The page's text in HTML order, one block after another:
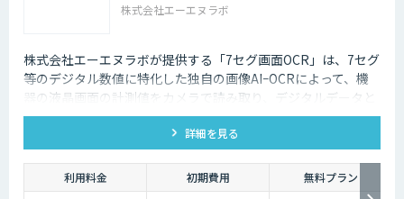
株式会社エーエヌラボ
株式会社エーエヌラボが提供する「7セグ画面OCR」は、7セグ
等のデジタル数値に特化した独自の画像AIｰOCRによって、機
器の液晶画面の計測値をカメラで読み取り、デジタルデータと
して記録するサービスです
詳細を見る
利用料金 初期費用
無料プラン